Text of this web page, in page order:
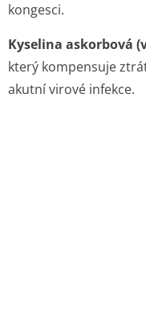
kongesci.
Kyselina askorbová
který kompensuje
akutní virové infekce.